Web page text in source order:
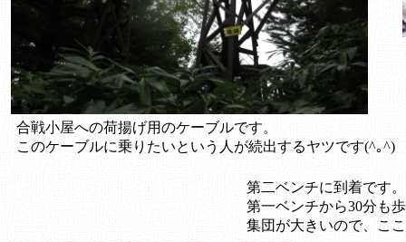
第二ベンチに到着です。
第一ベンチから30分も
集団が大きいので、こ
合戦小屋への荷揚げ用のケーブルです。
このケーブルに乗りたいという人が続出するヤツです(^｡^)